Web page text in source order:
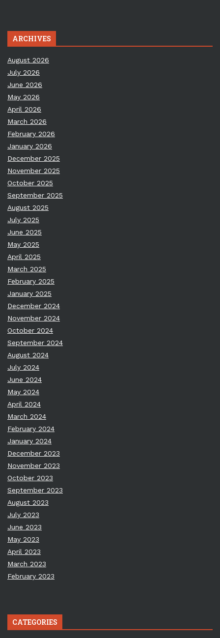
ARCHIVES
August 2026
July 2026
June 2026
May 2026
April 2026
March 2026
February 2026
January 2026
December 2025
November 2025
October 2025
September 2025
August 2025
July 2025
June 2025
May 2025
April 2025
March 2025
February 2025
January 2025
December 2024
November 2024
October 2024
September 2024
August 2024
July 2024
June 2024
May 2024
April 2024
March 2024
February 2024
January 2024
December 2023
November 2023
October 2023
September 2023
August 2023
July 2023
June 2023
May 2023
April 2023
March 2023
February 2023
CATEGORIES